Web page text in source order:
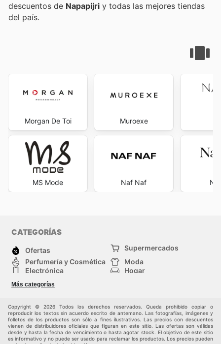
descuentos de Napapijri y todas las mejores tiendas
del país.
Morgan De Toi
MS Mode
Muroexe
Naf Naf
CATEGORÍAS
Ofertas
Supermercados
Perfumería y Cosmética
Moda
Electrónica
Hogar
Deporte
Juguetes y bebés
Más categorías
Copyright © 2026 Todos los derechos reservados. Queda prohibido copiar o
reproducir los textos sin acuerdo escrito de antemano. Las fotografías, imágenes y
folletos de los productos son sólo a fines ilustrativos. Las precios con descuentos
vienen de distribuidores oficiales que figuran en este sitio. Las ofertas son válidas
desde y hasta la fecha de vencimiento o hasta agotar stock. El objetivo de este sitio
es informativo y no puede ser usado para reclamar los productos. Los precios pueden